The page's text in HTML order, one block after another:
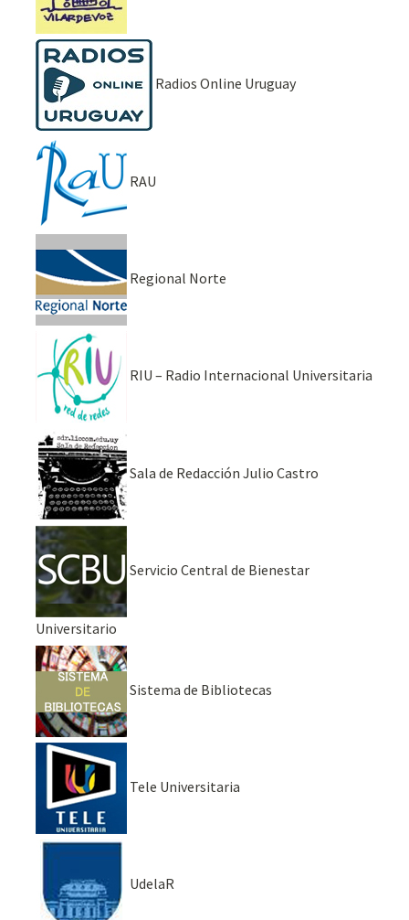
Radios Online Uruguay
RAU
Regional Norte
RIU – Radio Internacional Universitaria
Sala de Redacción Julio Castro
Servicio Central de Bienestar
Universitario
Sistema de Bibliotecas
Tele Universitaria
UdelaR